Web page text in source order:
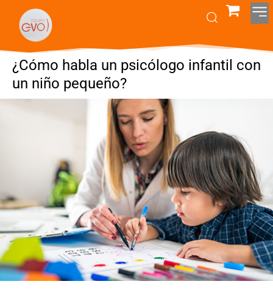
¿Cómo habla un psicólogo infantil con
un niño pequeño?